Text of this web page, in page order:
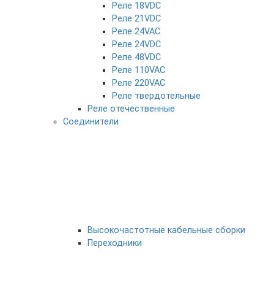
Реле 18VDC
Реле 21VDC
Реле 24VAC
Реле 24VDC
Реле 48VDC
Реле 110VAC
Реле 220VAC
Реле твердотельные
Реле отечественные
Соединители
Высокочастотные кабельные сборки
Переходники